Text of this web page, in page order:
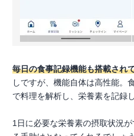
毎日の食事記録機能も搭載され
しですが、機能自体は高性能。
で料理を解析し、栄養素を記録
1日に必要な栄養素の摂取状況